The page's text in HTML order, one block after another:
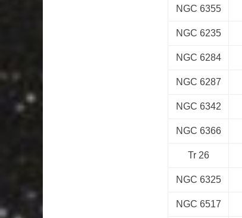
NGC 6355
NGC 6235
NGC 6284
NGC 6287
NGC 6342
NGC 6366
Tr 26
NGC 6325
NGC 6517